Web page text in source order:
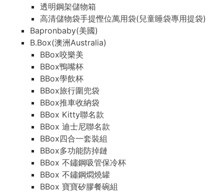
透明鋼架儲物箱
高清儲物袋手提慳位萬用袋(兒童睡袋專用提袋)
Bapronbaby(美國)
B.Box(澳洲Australia)
BBox咬樂美
BBox鴨嘴杯
BBox學飲杯
BBox旅行圍兜袋
BBox推車收納袋
BBox Kitty聯名款
BBox 迪士尼聯名款
BBox四合一套裝組
BBox多功能防掉鏈
BBox 不鏽鋼吸管保冷杯
BBox 不鏽鋼燜燒罐
BBox 寶寶矽膠餐碗組